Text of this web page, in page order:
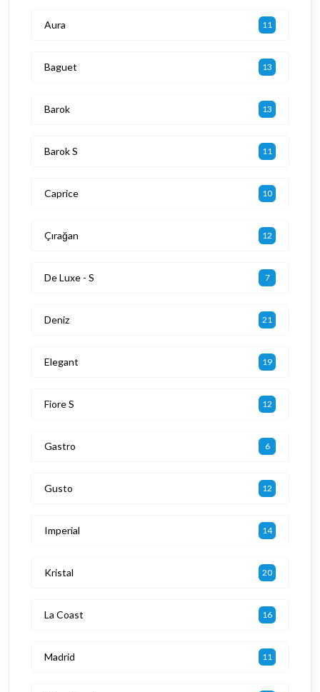
Aura 11
Baguet 13
Barok 13
Barok S 11
Caprice 10
Çırağan 12
De Luxe - S 7
Deniz 21
Elegant 19
Fiore S 12
Gastro 6
Gusto 12
Imperial 14
Kristal 20
La Coast 16
Madrid 11